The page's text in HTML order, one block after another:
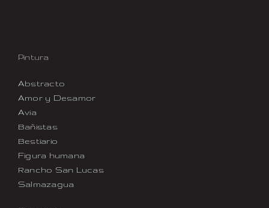
Pintura
Abstracto
Amor y Desamor
Avia
Bañistas
Bestiario
Figura humana
Rancho San Lucas
Salmazagua